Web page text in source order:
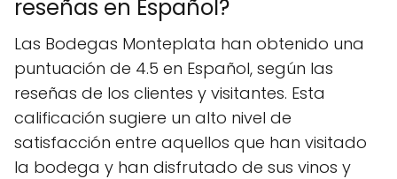
reseñas en Español?
Las Bodegas Monteplata han obtenido una
puntuación de 4.5 en Español, según las
reseñas de los clientes y visitantes. Esta
calificación sugiere un alto nivel de
satisfacción entre aquellos que han visitado
la bodega y han disfrutado de sus vinos y